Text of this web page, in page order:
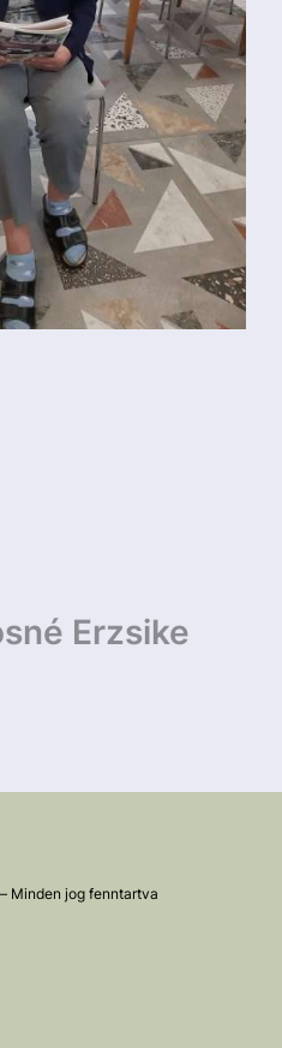
Erzsike
Minden jog fenntartva